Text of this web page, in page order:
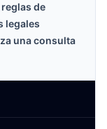
de
legales
una consulta